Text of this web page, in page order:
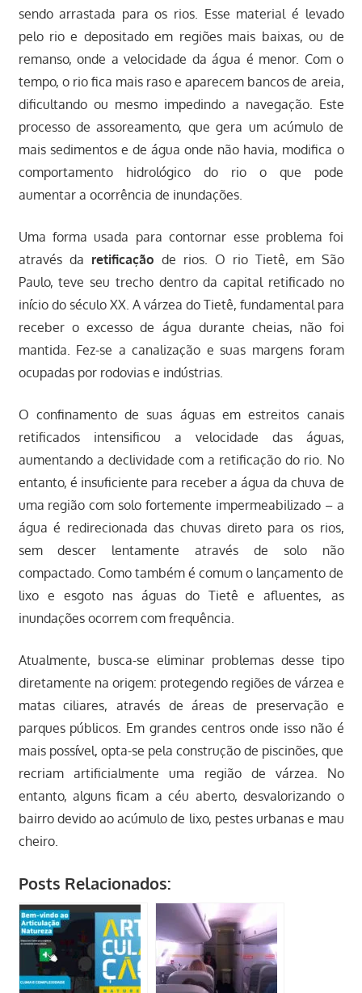
sendo arrastada para os rios. Esse material é levado
pelo rio e depositado em regiões mais baixas, ou de
remanso, onde a velocidade da água é menor. Com o
tempo, o rio fica mais raso e aparecem bancos de areia,
dificultando ou mesmo impedindo a navegação. Este
processo de assoreamento, que gera um acúmulo de
mais sedimentos e de água onde não havia, modifica o
comportamento hidrológico do rio o que pode
aumentar a ocorrência de inundações.
Uma forma usada para contornar esse problema foi
através da retificação de rios. O rio Tietê, em São
Paulo, teve seu trecho dentro da capital retificado no
início do século XX. A várzea do Tietê, fundamental para
receber o excesso de água durante cheias, não foi
mantida. Fez-se a canalização e suas margens foram
ocupadas por rodovias e indústrias.
O confinamento de suas águas em estreitos canais
retificados intensificou a velocidade das águas,
aumentando a declividade com a retificação do rio. No
entanto, é insuficiente para receber a água da chuva de
uma região com solo fortemente impermeabilizado – a
água é redirecionada das chuvas direto para os rios,
sem descer lentamente através de solo não
compactado. Como também é comum o lançamento de
lixo e esgoto nas águas do Tietê e afluentes, as
inundações ocorrem com frequência.
Atualmente, busca-se eliminar problemas desse tipo
diretamente na origem: protegendo regiões de várzea e
matas ciliares, através de áreas de preservação e
parques públicos. Em grandes centros onde isso não é
mais possível, opta-se pela construção de piscinões, que
recriam artificialmente uma região de várzea. No
entanto, alguns ficam a céu aberto, desvalorizando o
bairro devido ao acúmulo de lixo, pestes urbanas e mau
cheiro.
Posts Relacionados: